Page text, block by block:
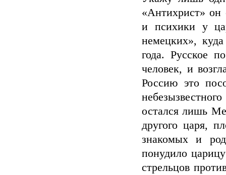
«Антихрист» он
и психики у
немецких»,
года. Русское
человек, и
Россию это
остался лишь
другого царя,
знакомых и
понудило
стрельцов